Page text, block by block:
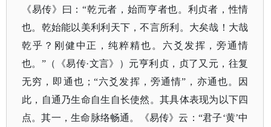
《易传》曰：“乾元者，始而亨者也。利贞者，性情
也。乾始能以美利利天下，不言所利。大矣哉！大哉
乾乎？刚健中正，纯粹精也。六爻发挥，旁通情
也。”（
《易传·文言》
）元亨利贞，贞了又元，往复
无穷，即通也； “六爻发挥，旁通情”，亦通也。因
此，自通乃生命自生自长使然。其具体表现为以下四
点。其一，生命脉络畅通。《易传》云：“君子‘黄’中